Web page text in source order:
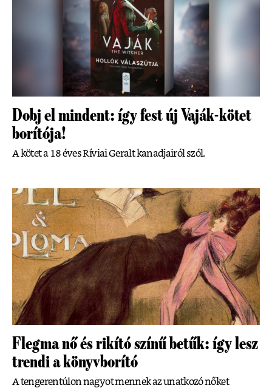
Dobj el mindent: így fest új Vaják-kötet
borítója!
A kötet a 18 éves Ríviai Geralt kanadjairól szól.
Flegma nő és rikító színű betűk: így lesz
trendi a könyvborító
A tengerentúlon nagyot mennek az unatkozó nőket